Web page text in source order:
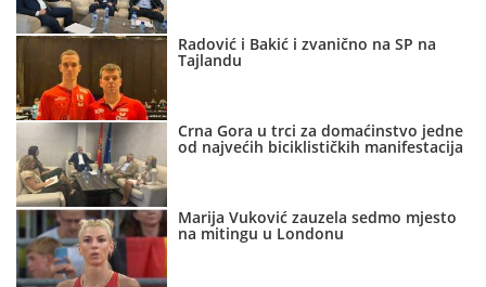
Radović i Bakić i zvanično na SP na
Tajlandu
Crna Gora u trci za domaćinstvo jedne
od najvećih biciklističkih manifestacija
Marija Vuković zauzela sedmo mjesto
na mitingu u Londonu